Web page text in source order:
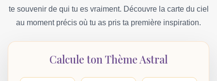
te souvenir de qui tu es vraiment. Découvre la carte du ciel
au moment précis où tu as pris ta première inspiration.
Calcule ton Thème Astral